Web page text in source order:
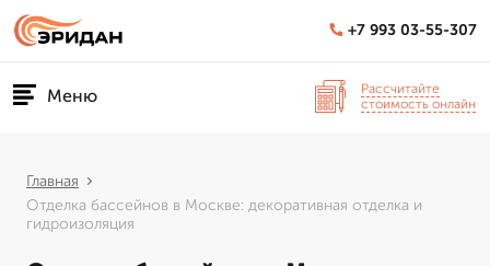
+7 993 03-55-307
Меню
Рассчитайте
стоимость онлайн
Главная
Отделка бассейнов в Москве: декоративная отделка и
гидроизоляция